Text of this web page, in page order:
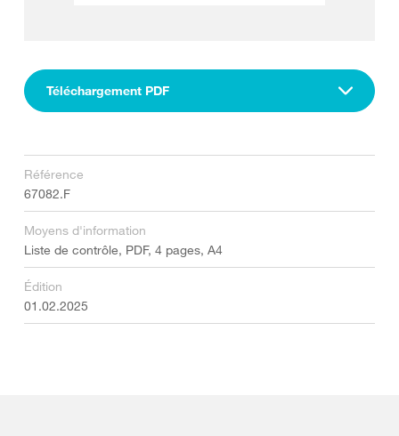
Téléchargement PDF
Référence
67082.F
Moyens d'information
Liste de contrôle, PDF, 4 pages, A4
Édition
01.02.2025